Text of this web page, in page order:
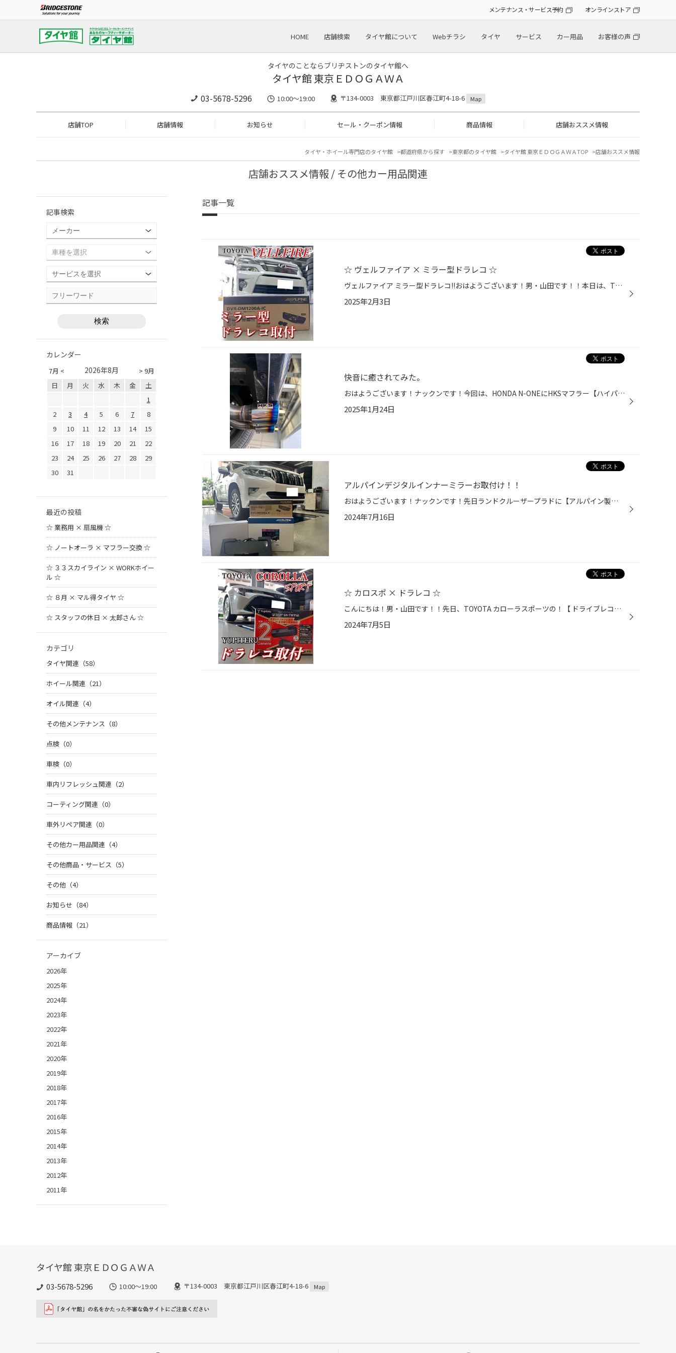
メンテナンス・サービス予約 オンラインストア
HOME 店舗検索 タイヤ館について Webチラシ タイヤ サービス カー用品 お客様の声
タイヤのことならブリヂストンのタイヤ館へ
タイヤ館 東京ＥＤＯＧＡＷＡ
03-5678-5296 10:00～19:00 〒134-0003 東京都江戸川区春江町4-18-6 Map
店舗TOP 店舗情報 お知らせ セール・クーポン情報 商品情報 店舗おススメ情報
タイヤ・ホイール専門店のタイヤ館 都道府県から探す 東京都のタイヤ館 タイヤ館 東京ＥＤＯＧＡＷＡTOP 店舗おススメ情報
店舗おススメ情報 / その他カー用品関連
記事一覧
☆ ヴェルファイア × ミラー型ドラレコ ☆
ヴェルファイア ミラー型ドラレコ!!おはようございます！男・山田です！！本日は、TOYOTA ヴェルファイアに！【 ミラー型ドラレコ 】のお取付けからスタートです☆☆(^^)/ 今回は…☆☆アルパインさんの人気商品！φ(❐_❐✧◼️ドライブレコーダー搭載デジタルミラーをお選び頂きました～♪♪(๑˃̵ᴗ˂̵)و ミラー型...
2025年2月3日
快音に癒されてみた。
おはようございます！ナックンです！今回は、HONDA N-ONEにHKSマフラー【ハイパワースペックLⅡ】をお取付けしました～！！ マフラー交換も王道カスタムの1つですね～！！やはりスポーツグレードのN-ONE RSにチタンテールのスポーツマフラーは相性ばっちりですね！！また、純正と比べて『軽量＆排気...
2025年1月24日
アルパインデジタルインナーミラーお取付け！！
おはようございます！ナックンです！先日ランドクルーザープラドに【アルパイン製デジタルインナーミラー】をお取付けしました！！元々、アルパインさんのデジタルインナーミラーが装着されていましたが、後継モデルに興味を持って頂き、ご新調といった形になりました！お取付け後、お客様より『フ...
2024年7月16日
☆ カロスポ × ドラレコ ☆
こんにちは！男・山田です！！先日、TOYOTA カローラスポーツの！【 ドライブレコーダー 】をお取付けさせて頂きましたー♪♪(^^)/ 今回は…☆☆YUPITERUさんの人気商品！[ SN-TW91di ] をお選び頂きました!!(๑˃̵ᴗ˂̵)و 《 SN-TW91di の製品特徴 》◼️スマホとの連携でＰＣ無しで映像を確認◼️自動で夜間モ...
2024年7月5日
記事検索
カレンダー
7月 < > 9月
2026年8月
日 月 火 水 木 金
土
1
2
3 4 5 6 7
8
9
10 11 12 13 14
15
16
17 18 19 20 21
22
23
24 25 26 27 28
29
30
31
最近の投稿
☆ 業務用 × 扇風機 ☆
☆ ノートオーラ × マフラー交換 ☆
☆ ３３スカイライン × WORKホイー
ル ☆
☆ ８月 × マル得タイヤ ☆
☆ スタッフの休日 × 太郎さん ☆
カテゴリ
タイヤ関連（58）
ホイール関連（21）
オイル関連（4）
その他メンテナンス（8）
点検（0）
車検（0）
車内リフレッシュ関連（2）
コーティング関連（0）
車外リペア関連（0）
その他カー用品関連（4）
その他商品・サービス（5）
その他（4）
お知らせ（84）
商品情報（21）
アーカイブ
2026年
2025年
2024年
2023年
2022年
2021年
2020年
2019年
2018年
2017年
2016年
2015年
2014年
2013年
2012年
2011年
タイヤ館 東京ＥＤＯＧＡＷＡ
03-5678-5296 10:00～19:00 〒134-0003 東京都江戸川区春江町4-18-6 Map